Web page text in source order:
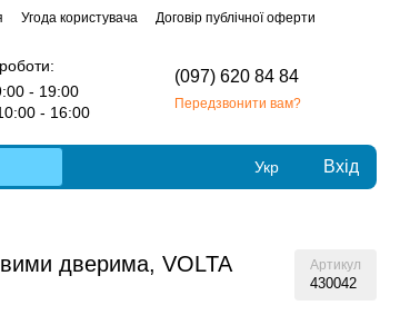
Угода користувача
Договір публічної оферти
- 19:00
- 16:00
(097) 620 84 84
Передзвонити вам?
Укр Вхід
дверима, VOLTA
Артикул
430042